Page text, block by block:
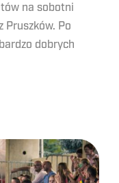
na sobotni
Pruszków. Po
dobrych